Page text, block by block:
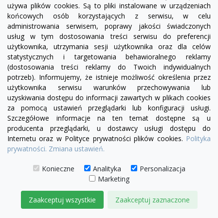
żółtyzielonyczerwonyczekoladowy
miętowy
błękitny
turkusowy
+24
używa plików cookies. Są to pliki instalowane w urządzeniach
końcowych osób korzystających z serwisu, w celu
administrowania serwisem, poprawy jakości świadczonych
usług w tym dostosowania treści serwisu do preferencji
użytkownika, utrzymania sesji użytkownika oraz dla celów
statystycznych i targetowania behawioralnego reklamy
(dostosowania treści reklamy do Twoich indywidualnych
potrzeb). Informujemy, że istnieje możliwość określenia przez
użytkownika serwisu warunków przechowywania lub
uzyskiwania dostępu do informacji zawartych w plikach cookies
za pomocą ustawień przeglądarki lub konfiguracji usługi.
Szczegółowe informacje na ten temat dostępne są u
producenta przeglądarki, u dostawcy usługi dostępu do
Internetu oraz w Polityce prywatności plików cookies. Polityka
prywatności. Zmiana ustawień.
Konieczne Analityka
Personalizacja
Marketing
Zaakceptuj wszystkie Zaakceptuj zaznaczone